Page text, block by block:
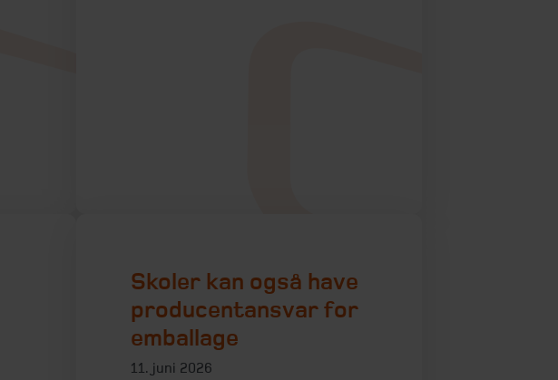
Skoler kan også have
producentansvar for
emballage
11. juni 2026